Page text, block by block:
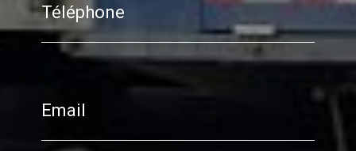
Téléphone
Email